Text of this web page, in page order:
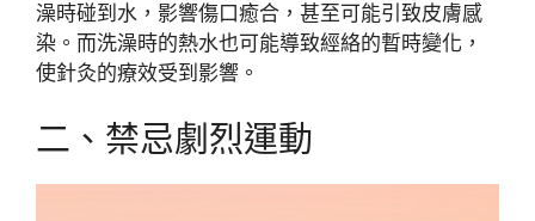
澡時碰到水，影響傷口癒合，甚至可能引致皮膚感
染。而洗澡時的熱水也可能導致經絡的暫時變化，
使針灸的療效受到影響。
二、禁忌劇烈運動